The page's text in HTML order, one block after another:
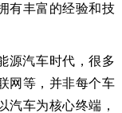
有丰富的经验和技
源汽车时代，很多
网等，并非每个车
汽车为核心终端，